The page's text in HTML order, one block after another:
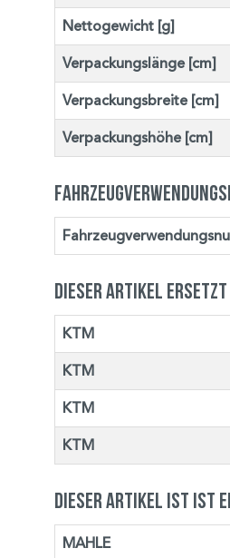
Nettogewicht [g]
Verpackungslänge [cm]
Verpackungsbreite [cm]
Verpackungshöhe [cm]
Dieser Artikel ersetzt
KTM
KTM
KTM
KTM
Dieser Artikel ist ist
MAHLE